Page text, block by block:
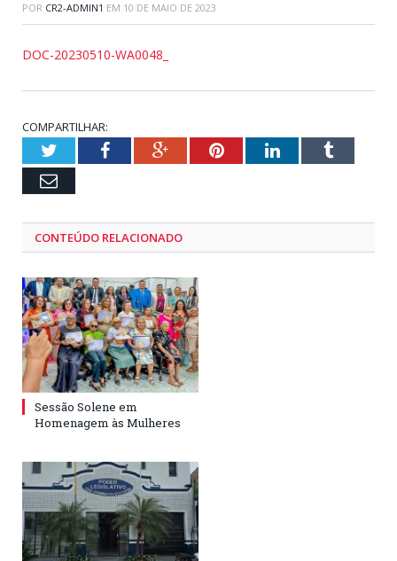
POR CR2-ADMIN1 EM 10 DE MAIO DE 2023
DOC-20230510-WA0048_
COMPARTILHAR:
TwitterFacebookGoogle+PinterestLinkedInTumblr
Email
CONTEÚDO RELACIONADO
Sessão Solene em
Homenagem às Mulheres